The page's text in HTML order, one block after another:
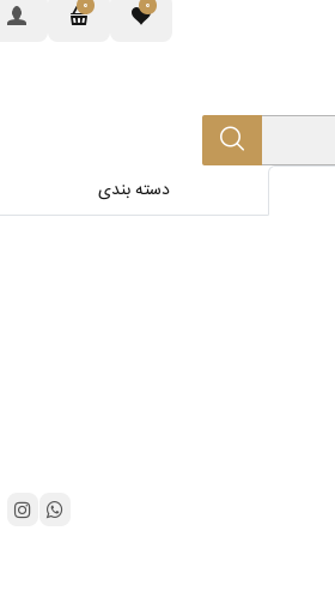
0
0
دسته بندی